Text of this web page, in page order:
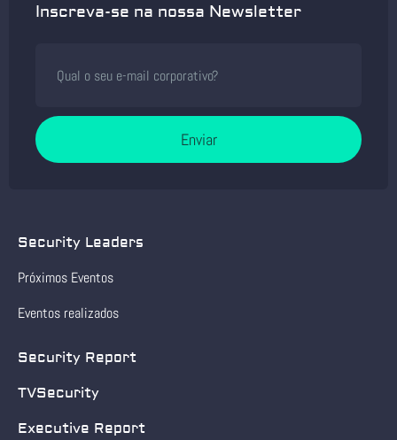
Inscreva-se na nossa Newsletter
Enviar
Security Leaders
Próximos Eventos
Eventos realizados
Security Report
TVSecurity
Executive Report